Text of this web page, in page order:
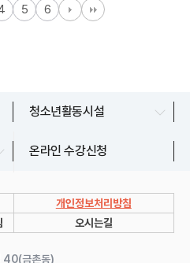
5 6
청소년활동시설
문산청소년센터
쉼표 1~7호점
온라인 수강신청
개인정보처리방침
오시는길
40(금촌동)